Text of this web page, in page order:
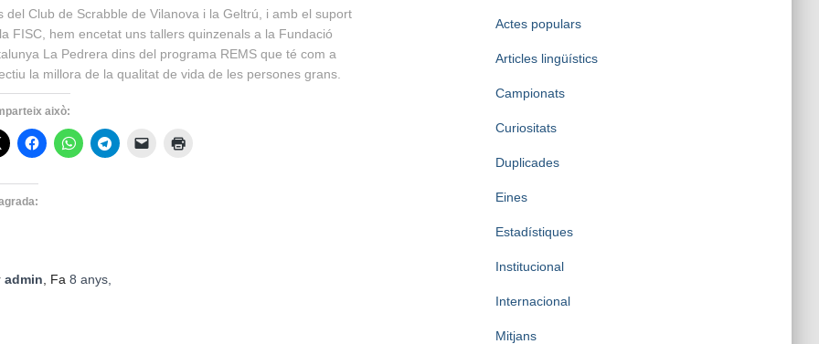
del Club de Scrabble de Vilanova i la Geltrú, i amb el suport
FISC, hem encetat uns tallers quinzenals a la Fundació
La Pedrera dins del programa REMS que té com a
la millora de la qualitat de vida de les persones grans.
això:
admin , Fa 8 anys
Actes populars
Articles lingüístics
Campionats
Curiositats
Duplicades
Eines
Estadístiques
Institucional
Internacional
Mitjans